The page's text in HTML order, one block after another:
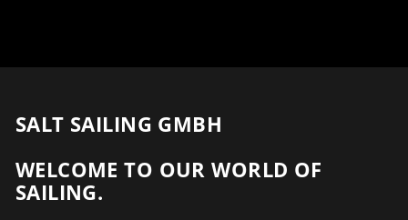
SALT SAILING GMBH
WELCOME TO OUR WORLD OF
SAILING.